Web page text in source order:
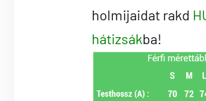
holmijaidat rakd
hátizsákba!